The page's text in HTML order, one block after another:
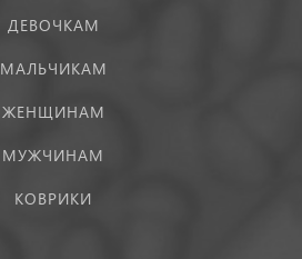
ДЕВОЧКАМ
МАЛЬЧИКАМ
ЖЕНЩИНАМ
МУЖЧИНАМ
КОВРИКИ